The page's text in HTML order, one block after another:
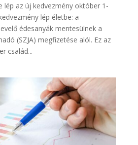
lép az új kedvezmény október 1-
lép életbe: a
édesanyák mentesülnek a
(SZJA) megfizetése alól. Ez az
család...